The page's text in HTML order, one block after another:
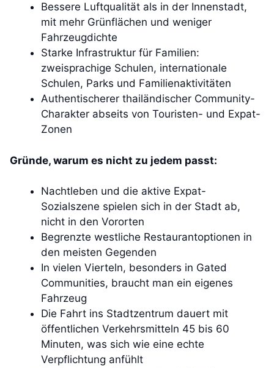
Bessere Luftqualität als in der Innenstadt,
mit mehr Grünflächen und weniger
Fahrzeugdichte
Starke Infrastruktur für Familien:
zweisprachige Schulen, internationale
Schulen, Parks und Familienaktivitäten
Authentischerer thailändischer Community-
Charakter abseits von Touristen- und Expat-
Zonen
Gründe, warum es nicht zu jedem passt:
Nachtleben und die aktive Expat-
Sozialszene spielen sich in der Stadt ab,
nicht in den Vororten
Begrenzte westliche Restaurantoptionen in
den meisten Gegenden
In vielen Vierteln, besonders in Gated
Communities, braucht man ein eigenes
Fahrzeug
Die Fahrt ins Stadtzentrum dauert mit
öffentlichen Verkehrsmitteln 45 bis 60
Minuten, was sich wie eine echte
Verpflichtung anfühlt